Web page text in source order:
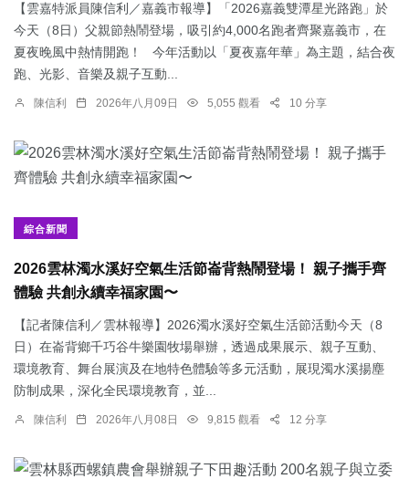
【雲嘉特派員陳信利／嘉義市報導】「2026嘉義雙潭星光路跑」於
今天（8日）父親節熱鬧登場，吸引約4,000名跑者齊聚嘉義市，在
夏夜晚風中熱情開跑！ 今年活動以「夏夜嘉年華」為主題，結合夜
跑、光影、音樂及親子互動...
陳信利 2026年八月09日 5,055 觀看 10 分享
綜合新聞
2026雲林濁水溪好空氣生活節崙背熱鬧登場！ 親子攜手齊
體驗 共創永續幸福家園〜
【記者陳信利／雲林報導】2026濁水溪好空氣生活節活動今天（8
日）在崙背鄉千巧谷牛樂園牧場舉辦，透過成果展示、親子互動、
環境教育、舞台展演及在地特色體驗等多元活動，展現濁水溪揚塵
防制成果，深化全民環境教育，並...
陳信利 2026年八月08日 9,815 觀看 12 分享